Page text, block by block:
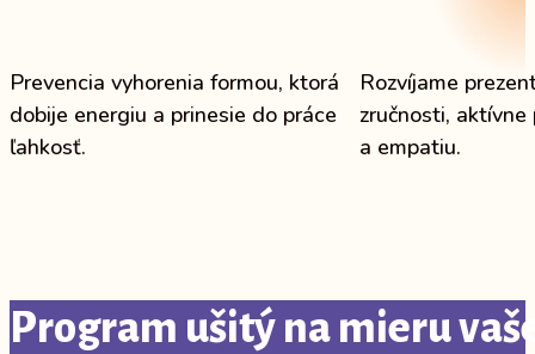
Prevencia vyhorenia formou, ktorá
dobije energiu a prinesie do práce
ľahkosť.
Rozvíjame
zručnosti, aktívne
a empatiu.
Program ušitý na mieru